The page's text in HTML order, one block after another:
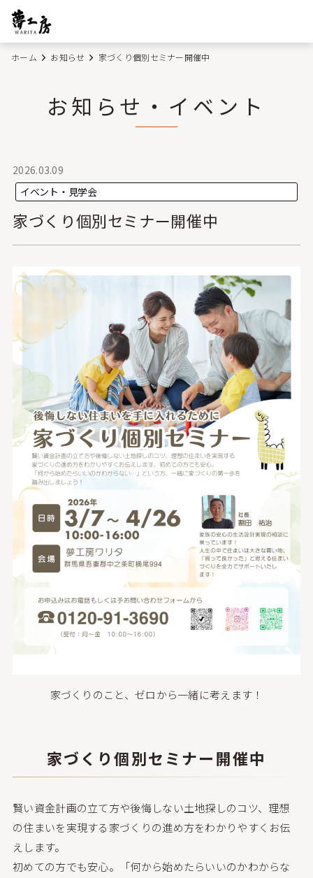
ホーム お知らせ 家づくり個別セミナー開催中
お知らせ・イベント
2026.03.09
イベント・見学会
家づくり個別セミナー開催中
家づくりのこと、ゼロから一緒に考えます！
家づくり個別セミナー開催中
賢い資金計画の立て方や後悔しない土地探しのコツ、理想
の住まいを実現する家づくりの進め方をわかりやすくお伝
えします。
初めての方でも安心。「何から始めたらいいのかわからな